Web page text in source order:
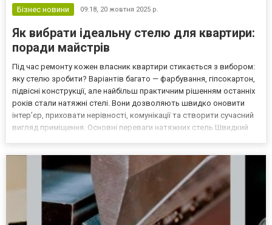
Бізнес новини 09:18, 20 жовтня 2025 р.
Як вибрати ідеальну стелю для квартири:
поради майстрів
Під час ремонту кожен власник квартири стикається з вибором:
яку стелю зробити? Варіантів багато — фарбування, гіпсокартон,
підвісні конструкції, але найбільш практичним рішенням останніх
років стали натяжні стелі. Вони дозволяють швидко оновити
інтер’єр, приховати нерівності, комунікації та створити сучасний
вигляд приміщення. Основні переваги натяжних стель Швидкий